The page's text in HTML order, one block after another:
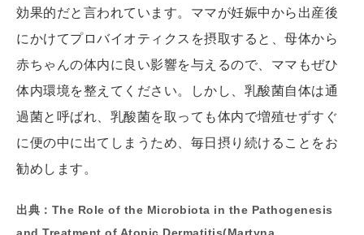
効果的だと言われています。ママが妊娠中から出産後
にかけてプロバイオティクスを摂取すると、母体から
赤ちゃんの体内に良い影響を与えるので、ママもぜひ
体内環境を整えてください。しかし、乳酸菌自体は通
過菌と呼ばれ、乳酸菌を取っても体内で増殖せずすぐ
に便の中に出てしまうため、毎日摂り続けることをお
勧めします。
出典：The Role of the Microbiota in the Pathogenesis